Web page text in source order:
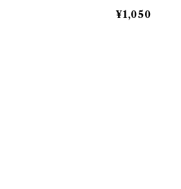
¥1,050